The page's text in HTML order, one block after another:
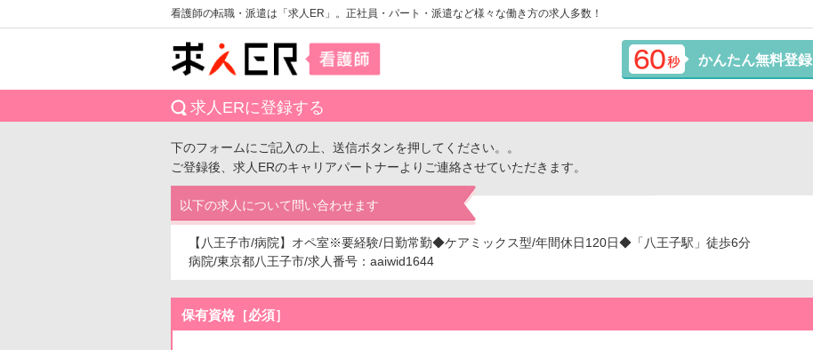
看護師の転職・派遣は「求人ER」。正社員・パート・派遣など様々な働き方の求人多数！
かんたん無料登録
求人ERに登録する
下のフォームにご記入の上、送信ボタンを押してください。。
ご登録後、求人ERのキャリアパートナーよりご連絡させていただきます。
以下の求人について問い合わせます
【八王子市/病院】オペ室※要経験/日勤常勤◆ケアミックス型/年間休日120日◆「八王子駅」徒歩6分
病院/東京都八王子市/求人番号：aaiwid1644
保有資格［必須］